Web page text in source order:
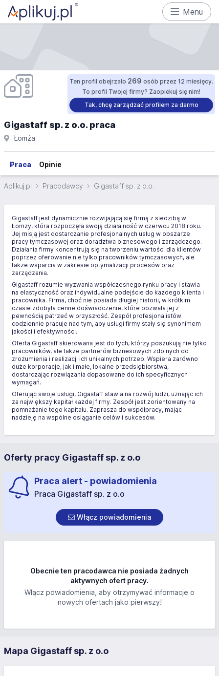
Menu
Ten profil obejrzało 269 osób przez 12 miesięcy.
To profil Twojej firmy? Zaopiekuj się nim!
Tak, chcę zarządzać profilem za darmo
Gigastaff sp. z o.o. praca
Łomża
Praca Opinie
Aplikuj.pl Pracodawcy Gigastaff sp. z o.o.
Gigastaff jest dynamicznie rozwijającą się firmą z siedzibą w
Łomży, która rozpoczęła swoją działalność w czerwcu 2018 roku.
Jej misją jest dostarczanie profesjonalnych usług w obszarze
pracy tymczasowej oraz doradztwa biznesowego i zarządczego.
Działania firmy koncentrują się na tworzeniu wartości dla klientów
poprzez oferowanie nie tylko pracowników tymczasowych, ale
także wsparcia w zakresie optymalizacji procesów oraz
zarządzania.
Gigastaff rozumie wyzwania współczesnego rynku pracy i stawia
na elastyczność oraz indywidualne podejście do każdego klienta i
pracownika. Firma, choć nie posiada długiej historii, w krótkim
czasie zdobyła cenne doświadczenie, które pozwala jej z
pewnością patrzeć w przyszłość. Zespół profesjonalistów
codziennie pracuje nad tym, aby usługi firmy stały się synonimem
jakości i efektywności.
Oferta Gigastaff skierowana jest do tych, którzy poszukują nie tylko
pracowników, ale także partnerów biznesowych zdolnych do
zrozumienia i realizacji ich unikalnych potrzeb. Wspiera zarówno
duże korporacje, jak i małe, lokalne przedsiębiorstwa,
dostarczając rozwiązania dopasowane do ich specyficznych
wymagań.
Oferując swoje usługi, Gigastaff stawia na rozwój ludzi, uznając ich
za największy kapitał każdej firmy. Zespół jest zorientowany na
pomnażanie tego kapitału. Zaprasza do współpracy, mając
nadzieję na wspólne osiąganie celów i sukcesów.
Oferty pracy Gigastaff sp. z o.o
Praca alert - powiadomienia
Praca Gigastaff sp. z o.o
Włącz powiadomienia
Obecnie ten pracodawca nie posiada żadnych
aktywnych ofert pracy.
Włącz powiadomienia, aby otrzymywać informacje o
nowych ofertach jako pierwszy!
Mapa Gigastaff sp. z o.o